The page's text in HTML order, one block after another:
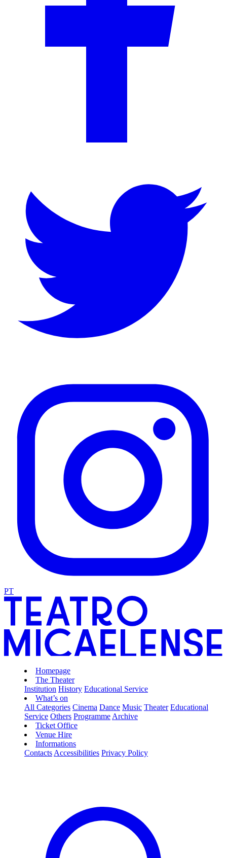
PT
Homepage
The Theater
Institution History Educational Service
What’s on
All Categories Cinema Dance Music Theater Educational
Service Others Programme Archive
Ticket Office
Venue Hire
Informations
Contacts Accessibilities Privacy Policy